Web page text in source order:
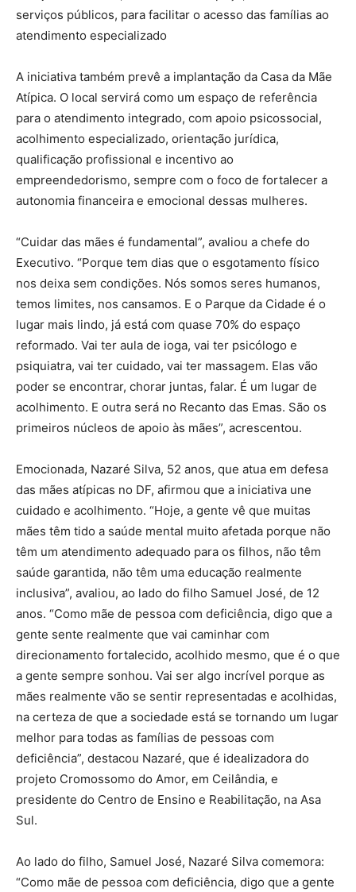
serviços públicos, para facilitar o acesso das famílias ao
atendimento especializado
A iniciativa também prevê a implantação da Casa da Mãe
Atípica. O local servirá como um espaço de referência
para o atendimento integrado, com apoio psicossocial,
acolhimento especializado, orientação jurídica,
qualificação profissional e incentivo ao
empreendedorismo, sempre com o foco de fortalecer a
autonomia financeira e emocional dessas mulheres.
“Cuidar das mães é fundamental”, avaliou a chefe do
Executivo. “Porque tem dias que o esgotamento físico
nos deixa sem condições. Nós somos seres humanos,
temos limites, nos cansamos. E o Parque da Cidade é o
lugar mais lindo, já está com quase 70% do espaço
reformado. Vai ter aula de ioga, vai ter psicólogo e
psiquiatra, vai ter cuidado, vai ter massagem. Elas vão
poder se encontrar, chorar juntas, falar. É um lugar de
acolhimento. E outra será no Recanto das Emas. São os
primeiros núcleos de apoio às mães”, acrescentou.
Emocionada, Nazaré Silva, 52 anos, que atua em defesa
das mães atípicas no DF, afirmou que a iniciativa une
cuidado e acolhimento. “Hoje, a gente vê que muitas
mães têm tido a saúde mental muito afetada porque não
têm um atendimento adequado para os filhos, não têm
saúde garantida, não têm uma educação realmente
inclusiva”, avaliou, ao lado do filho Samuel José, de 12
anos. “Como mãe de pessoa com deficiência, digo que a
gente sente realmente que vai caminhar com
direcionamento fortalecido, acolhido mesmo, que é o que
a gente sempre sonhou. Vai ser algo incrível porque as
mães realmente vão se sentir representadas e acolhidas,
na certeza de que a sociedade está se tornando um lugar
melhor para todas as famílias de pessoas com
deficiência”, destacou Nazaré, que é idealizadora do
projeto Cromossomo do Amor, em Ceilândia, e
presidente do Centro de Ensino e Reabilitação, na Asa
Sul.
Ao lado do filho, Samuel José, Nazaré Silva comemora:
“Como mãe de pessoa com deficiência, digo que a gente